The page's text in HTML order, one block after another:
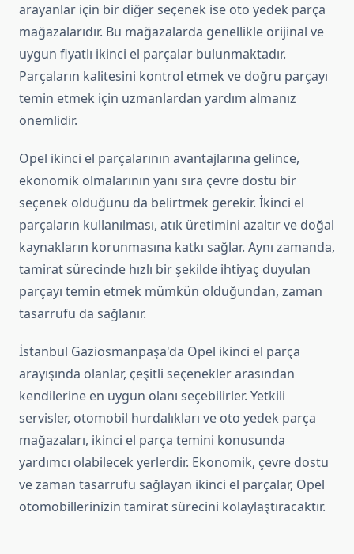
arayanlar için bir diğer seçenek ise oto yedek parça
mağazalarıdır. Bu mağazalarda genellikle orijinal ve
uygun fiyatlı ikinci el parçalar bulunmaktadır.
Parçaların kalitesini kontrol etmek ve doğru parçayı
temin etmek için uzmanlardan yardım almanız
önemlidir.
Opel ikinci el parçalarının avantajlarına gelince,
ekonomik olmalarının yanı sıra çevre dostu bir
seçenek olduğunu da belirtmek gerekir. İkinci el
parçaların kullanılması, atık üretimini azaltır ve doğal
kaynakların korunmasına katkı sağlar. Aynı zamanda,
tamirat sürecinde hızlı bir şekilde ihtiyaç duyulan
parçayı temin etmek mümkün olduğundan, zaman
tasarrufu da sağlanır.
İstanbul Gaziosmanpaşa'da Opel ikinci el parça
arayışında olanlar, çeşitli seçenekler arasından
kendilerine en uygun olanı seçebilirler. Yetkili
servisler, otomobil hurdalıkları ve oto yedek parça
mağazaları, ikinci el parça temini konusunda
yardımcı olabilecek yerlerdir. Ekonomik, çevre dostu
ve zaman tasarrufu sağlayan ikinci el parçalar, Opel
otomobillerinizin tamirat sürecini kolaylaştıracaktır.